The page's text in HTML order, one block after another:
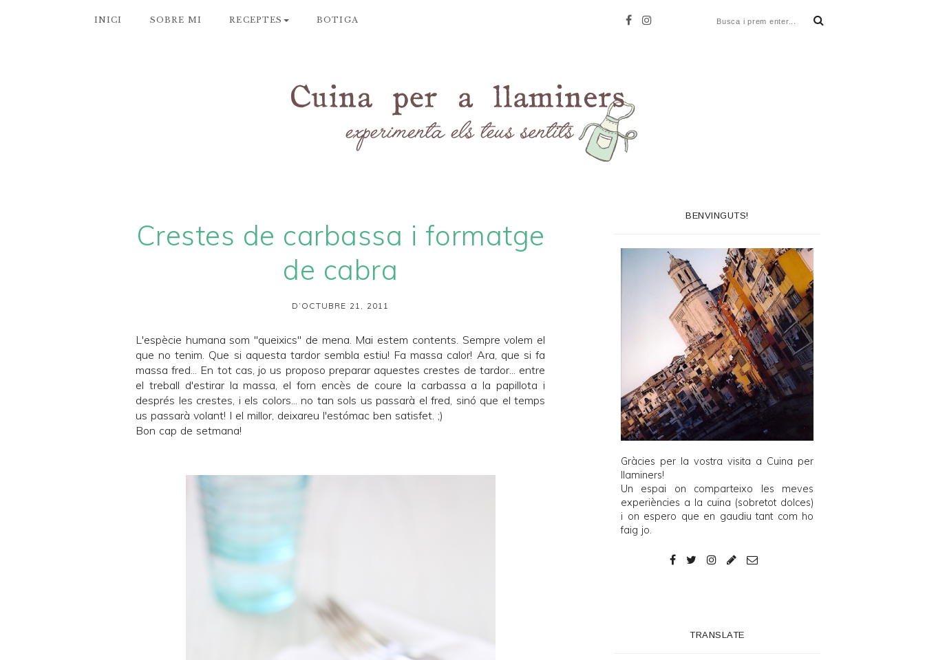
INICI SOBRE MI RECEPTES BOTIGA
Crestes de carbassa i formatge
de cabra
D’OCTUBRE 21, 2011
L'espècie humana som "queixics" de mena. Mai estem contents. Sempre volem el
que no tenim. Que si aquesta tardor sembla estiu! Fa massa calor! Ara, que si fa
massa fred... En tot cas, jo us proposo preparar aquestes crestes de tardor... entre
el treball d'estirar la massa, el forn encès de coure la carbassa a la papillota i
després les crestes, i els colors... no tan sols us passarà el fred, sinó que el temps
us passarà volant! I el millor, deixareu l'estómac ben satisfet. ;)
Bon cap de setmana!
BENVINGUTS!
Gràcies per la vostra visita a Cuina per
llaminers!
Un espai on comparteixo les meves
experiències a la cuina (sobretot dolces)
i on espero que en gaudiu tant com ho
faig jo.
TRANSLATE